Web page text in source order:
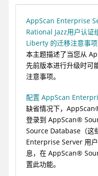
AppScan Enterprise
Rational Jazz用户认
Liberty 的迁移注意事项
本主题描述了当您从
先前版本进行升级时可
注意事项。
配置 AppScan
缺省情况下， AppScan
登录到 AppScan®
Source Database （
Enterprise Server 用
息，在 AppScan®
置此功能。